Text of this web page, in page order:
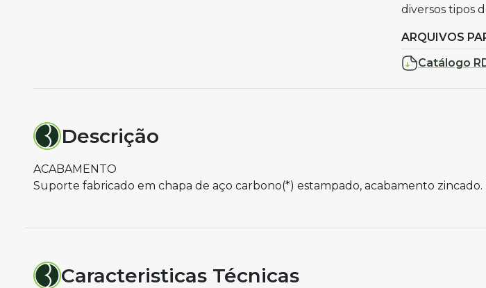
diversos tipos
ARQUIVOS
Catálogo
Descrição
ACABAMENTO
Suporte fabricado em chapa de aço carbono(*) estampado, acabamento
Caracteristicas Técnicas